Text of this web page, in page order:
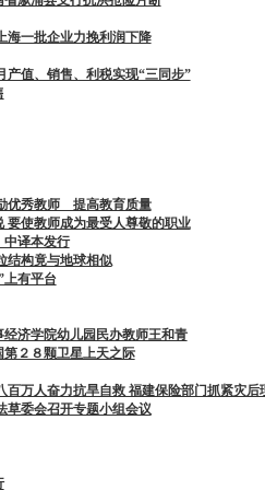
一批企业力挽利润下降
产值、销售、利税实现“三同步”
优秀教师 提高教育质量
要使教师成为最受人尊敬的职业
中译本发行
结构竟与地球相似
上有平台
济学院幼儿园民办教师王和青
２８颗卫星上天之际
万人奋力抗旱自救 福建保险部门抓紧灾后
委会召开专题小组会议